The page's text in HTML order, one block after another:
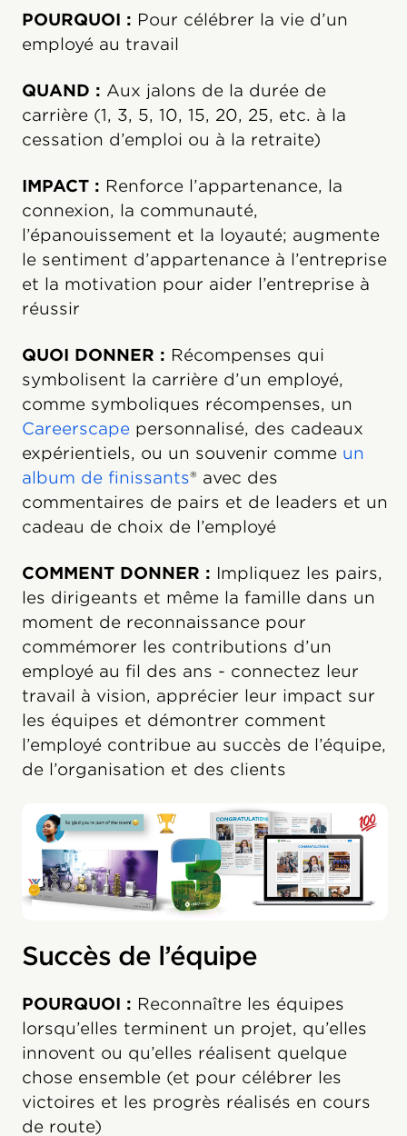
POURQUOI : Pour célébrer la vie d’un
employé au travail
QUAND : Aux jalons de la durée de
carrière (1, 3, 5, 10, 15, 20, 25, etc. à la
cessation d’emploi ou à la retraite)
IMPACT : Renforce l’appartenance, la
connexion, la communauté,
l’épanouissement et la loyauté; augmente
le sentiment d’appartenance à l’entreprise
et la motivation pour aider l’entreprise à
réussir
QUOI DONNER : Récompenses qui
symbolisent la carrière d’un employé,
comme symboliques récompenses, un
Careerscape personnalisé, des cadeaux
expérientiels, ou un souvenir comme un
album de finissants® avec des
commentaires de pairs et de leaders et un
cadeau de choix de l’employé
COMMENT DONNER : Impliquez les pairs,
les dirigeants et même la famille dans un
moment de reconnaissance pour
commémorer les contributions d’un
employé au fil des ans - connectez leur
travail à vision, apprécier leur impact sur
les équipes et démontrer comment
l’employé contribue au succès de l’équipe,
de l’organisation et des clients
Succès de l’équipe
POURQUOI : Reconnaître les équipes
lorsqu’elles terminent un projet, qu’elles
innovent ou qu’elles réalisent quelque
chose ensemble (et pour célébrer les
victoires et les progrès réalisés en cours
de route)